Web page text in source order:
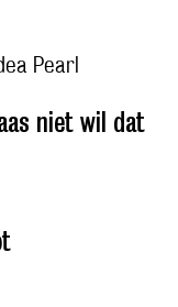
Pearl
niet wil dat